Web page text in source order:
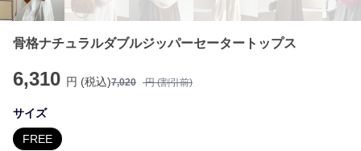
骨格ナチュラルダブルジッパーセータートップス
6,310 円 (税込)7,020 円 (割引前)
サイズ
FREE